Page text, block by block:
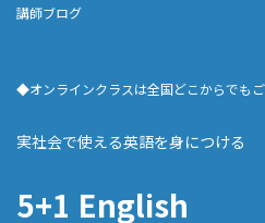
講師ブログ
◆オンラインクラスは全国どこからでも
実社会で使える英語を身につける
5+1 English